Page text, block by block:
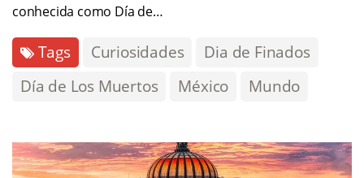
conhecida como Día de…
Tags Curiosidades
Dia de Finados
Día de Los Muertos
México Mundo